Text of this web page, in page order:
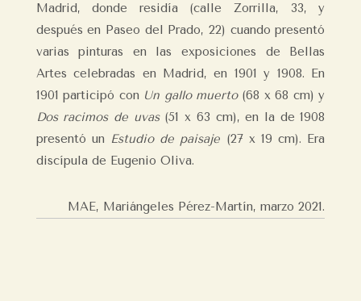
Madrid, donde residía (calle Zorrilla, 33, y
después en Paseo del Prado, 22) cuando presentó
varias pinturas en las exposiciones de Bellas
Artes celebradas en Madrid, en 1901 y 1908. En
1901 participó con Un gallo muerto(68 x 68 cm) y
Dos racimos de uvas(51 x 63 cm), en la de 1908
presentó un Estudio de paisaje (27 x 19 cm). Era
discípula de Eugenio Oliva.
MAE, Mariángeles Pérez-Martín,marzo 2021.